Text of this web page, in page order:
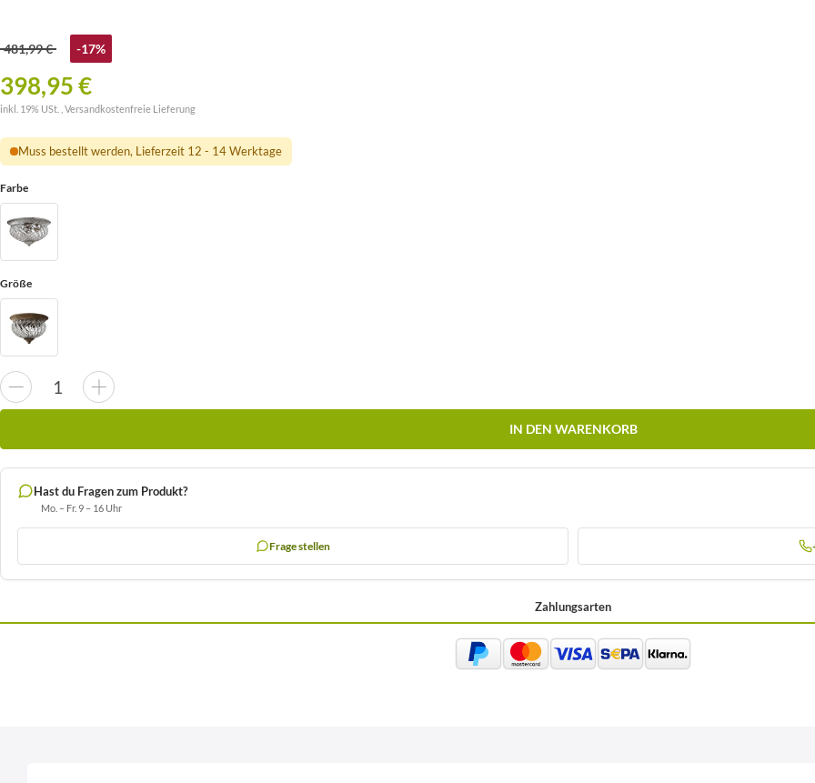
481,99 € -17%
398,95 €
inkl. 19% USt. , Versandkostenfreie Lieferung
Muss bestellt werden, Lieferzeit 12 - 14 Werktage
Farbe
Größe
IN DEN WARENKORB
Hast du Fragen zum Produkt?
Mo. – Fr. 9 – 16 Uhr
Frage stellen
Zahlungsarten